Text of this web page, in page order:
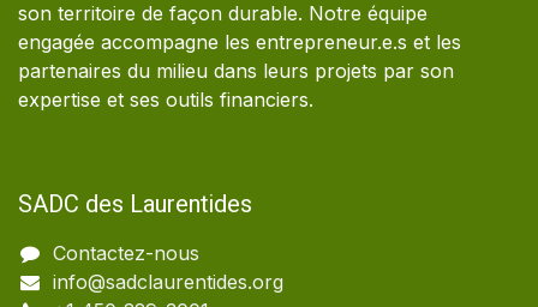
son territoire de façon durable. Notre équipe
engagée accompagne les entrepreneur.e.s et les
partenaires du milieu dans leurs projets par son
expertise et ses outils financiers.
SADC des Laurentides
Contactez-nous
info@sadclaurentides.org